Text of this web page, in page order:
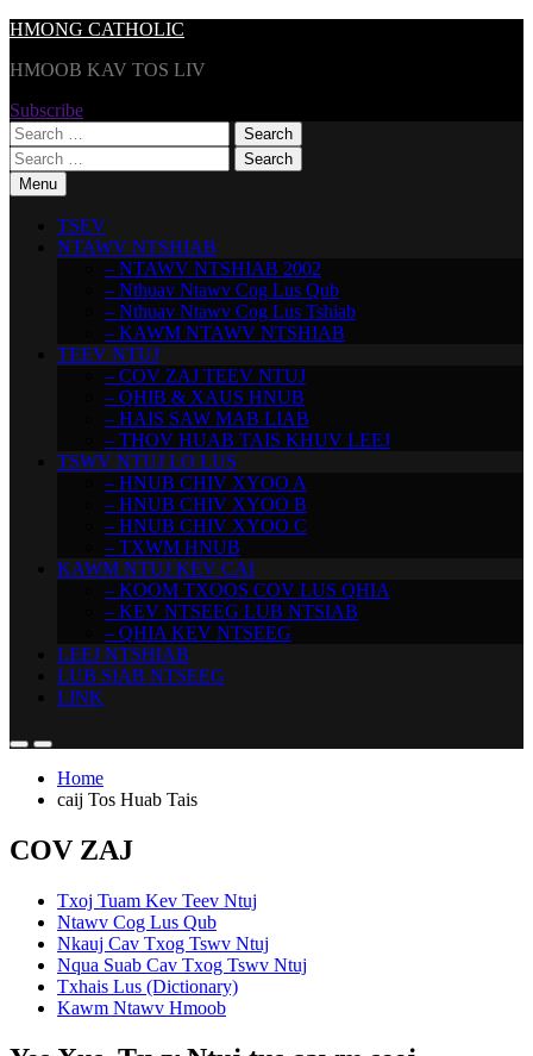
Skip
content
HMONG CATHOLIC
HMOOB KAV TOS LIV
Subscribe
Search
for:
Search
for:Menu
TSEV
NTAWV NTSHIAB
– NTAWV NTSHIAB 2002
– Nthuav Ntawv Cog Lus Qub
– Nthuav Ntawv Cog Lus Tshiab
– KAWM NTAWV NTSHIAB
TEEV NTUJ
– COV ZAJ TEEV NTUJ
– QHIB & XAUS HNUB
– HAIS SAW MAB LIAB
– THOV HUAB TAIS KHUV LEEJ
TSWV NTUJ LO LUS
– HNUB CHIV XYOO A
– HNUB CHIV XYOO B
– HNUB CHIV XYOO C
– TXWM HNUB
KAWM NTUJ KEV CAI
– KOOM TXOOS COV LUS QHIA
– KEV NTSEEG LUB NTSIAB
– QHIA KEV NTSEEG
LEEJ NTSHIAB
LUB SIAB NTSEEG
LINK
Home
caij Tos Huab Tais
COV ZAJ
Txoj Tuam Kev Teev Ntuj
Ntawv Cog Lus Qub
Nkauj Cav Txog Tswv Ntuj
Nqua Suab Cav Txog Tswv Ntuj
Txhais Lus (Dictionary)
Kawm Ntawv Hmoob